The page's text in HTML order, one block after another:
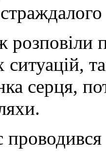
ситуацій,
серця,